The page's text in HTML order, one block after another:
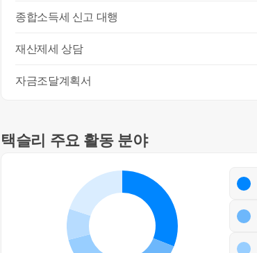
종합소득세 신고 대행
재산제세 상담
자금조달계획서
택슬리 주요 활동 분야